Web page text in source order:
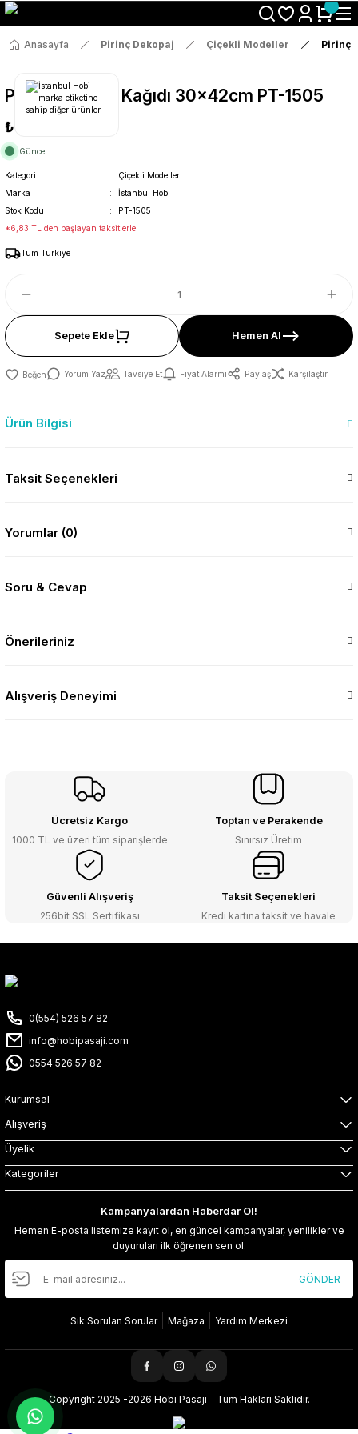
Size Özel "HG10" Koduyla Sepette Hemen %10 İndirimi Kaçırma
Anasayfa Pirinç Dekopaj Çiçekli Modeller Pirinç
Pirinç Dekopaj Kağıdı 30x42cm PT-1505
₺36
Güncel
Kategori
Çiçekli Modeller
Marka
İstanbul Hobi
Stok Kodu
PT-1505
*6,83 TL den başlayan taksitlerle!
Tüm Türkiye
Sepete Ekle Hemen Al
Yorum Yaz Tavsiye Et Fiyat Alarmı Paylaş Karşılaştır
Ürün Bilgisi
Taksit Seçenekleri
Yorumlar (0)
Soru & Cevap
Önerileriniz
Alışveriş Deneyimi
Ücretsiz Kargo
1000 TL ve üzeri tüm siparişlerde
Toptan ve Perakende
Sınırsız Üretim
Güvenli Alışveriş
256bit SSL Sertifikası
Taksit Seçenekleri
Kredi kartına taksit ve havale
0(554) 526 57 82
info@hobipasaji.com
0554 526 57 82
Kurumsal
Alışveriş
Üyelik
Kategoriler
Kampanyalardan Haberdar Ol!
Hemen E-posta listemize kayıt ol, en güncel kampanyalar, yenilikler ve
duyuruları ilk öğrenen sen ol.
GÖNDER
Sık Sorulan Sorular Mağaza Yardım Merkezi
Copyright 2025 -2026 Hobi Pasajı - Tüm Hakları Saklıdır.